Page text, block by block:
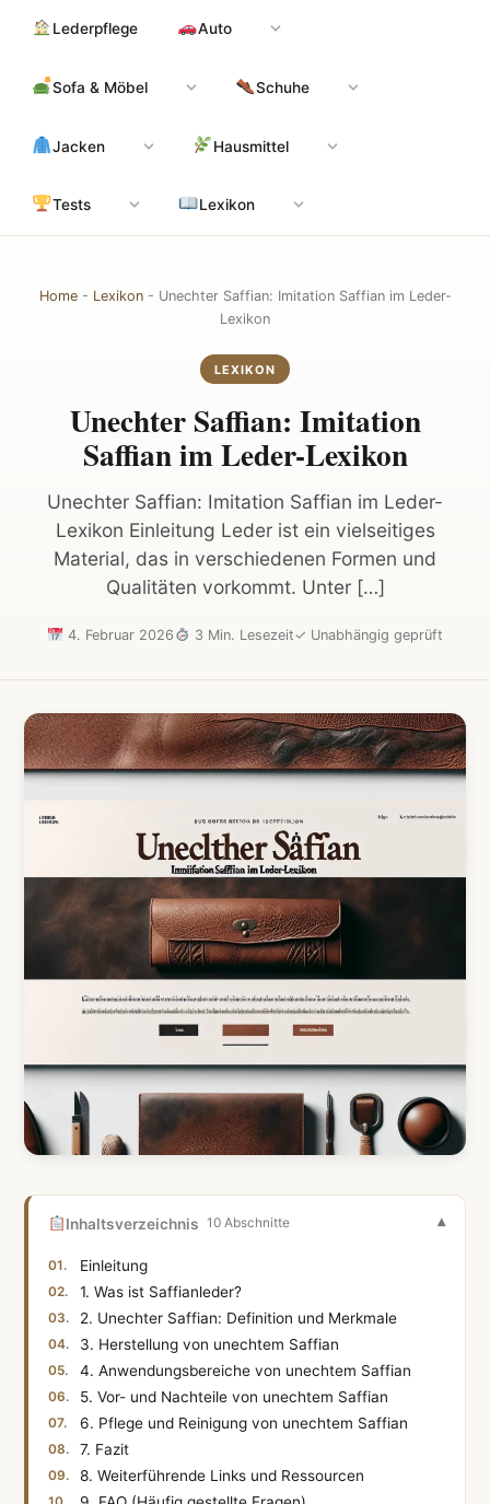
Inhalt
Lederpflege Auto
Sofa & Möbel Schuhe
Jacken Hausmittel
Tests Lexikon
Home- Lexikon- Unechter Saffian: Imitation Saffian im Leder-
Lexikon
LEXIKON
Unechter Saffian: Imitation
Saffian im Leder-Lexikon
Unechter Saffian: Imitation Saffian im Leder-
Lexikon Einleitung Leder ist ein vielseitiges
Material, das in verschiedenen Formen und
Qualitäten vorkommt. Unter […]
4. Februar 2026 3 Min. Lesezeit✓ Unabhängig geprüft
Inhaltsverzeichnis 10 Abschnitte
Einleitung
1. Was ist Saffianleder?
2. Unechter Saffian: Definition und Merkmale
3. Herstellung von unechtem Saffian
4. Anwendungsbereiche von unechtem Saffian
5. Vor- und Nachteile von unechtem Saffian
6. Pflege und Reinigung von unechtem Saffian
7. Fazit
8. Weiterführende Links und Ressourcen